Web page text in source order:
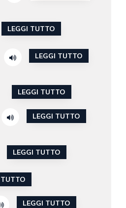
LEGGI TUTTO
LEGGI TUTTO
LEGGI TUTTO
LEGGI TUTTO
LEGGI TUTTO
LEGGI TUTTO